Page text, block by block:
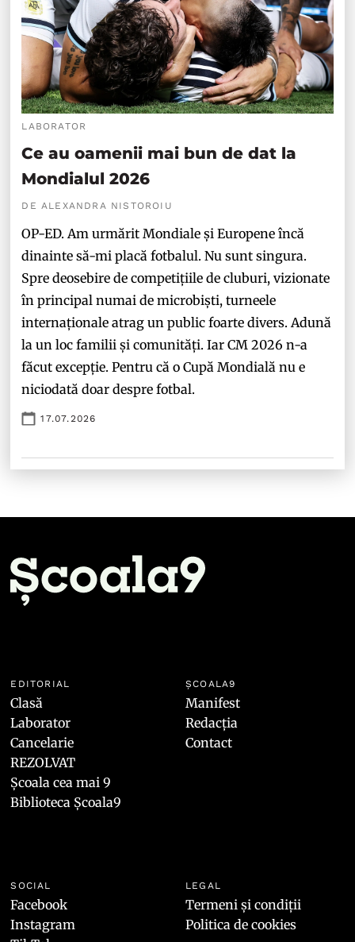
LABORATOR
Ce au oamenii mai bun de dat la
Mondialul 2026
DE ALEXANDRA NISTOROIU
OP-ED. Am urmărit Mondiale și Europene încă
dinainte să-mi placă fotbalul. Nu sunt singura.
Spre deosebire de competițiile de cluburi, vizionate
în principal numai de microbiști, turneele
internaționale atrag un public foarte divers. Adună
la un loc familii și comunități. Iar CM 2026 n-a
făcut excepție. Pentru că o Cupă Mondială nu e
niciodată doar despre fotbal.
17.07.2026
EDITORIAL
Clasă
Laborator
Cancelarie
REZOLVAT
Școala cea mai 9
Biblioteca Școala9
ȘCOALA9
Manifest
Redacția
Contact
SOCIAL
Facebook
Instagram
LEGAL
Termeni și condiții
Politica de cookies